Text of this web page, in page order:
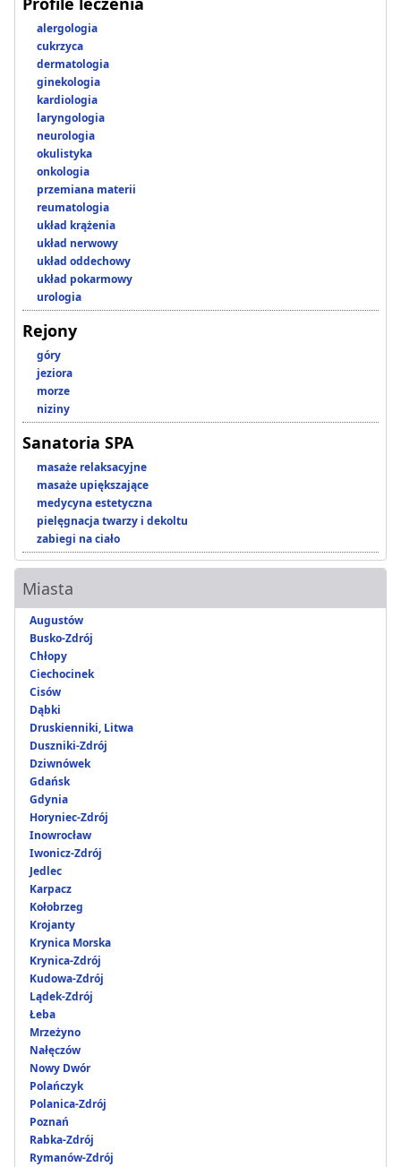
alergologia
cukrzyca
dermatologia
ginekologia
kardiologia
laryngologia
neurologia
okulistyka
onkologia
przemiana materii
reumatologia
układ krążenia
układ nerwowy
układ oddechowy
układ pokarmowy
urologia
Rejony
góry
jeziora
morze
niziny
Sanatoria SPA
masaże relaksacyjne
masaże upiększające
medycyna estetyczna
pielęgnacja twarzy i dekoltu
zabiegi na ciało
Miasta
Augustów
Busko-Zdrój
Chłopy
Ciechocinek
Cisów
Dąbki
Druskienniki, Litwa
Duszniki-Zdrój
Dziwnówek
Gdańsk
Gdynia
Horyniec-Zdrój
Inowrocław
Iwonicz-Zdrój
Jedlec
Karpacz
Kołobrzeg
Krojanty
Krynica Morska
Krynica-Zdrój
Kudowa-Zdrój
Lądek-Zdrój
Łeba
Mrzeżyno
Nałęczów
Nowy Dwór
Polańczyk
Polanica-Zdrój
Poznań
Rabka-Zdrój
Rymanów-Zdrój